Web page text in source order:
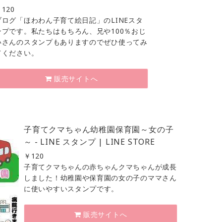
120
ログ「ほわわん子育て絵日記」のLINEスタ
プです。私たちはもちろん、兄や100％おじ
さんのスタンプもありますのでぜひ使ってみ
ださい。
販売サイトへ
子育てクマちゃん幼稚園保育園～女の子
～ - LINE スタンプ | LINE STORE
￥ 120
子育てクマちゃんの赤ちゃんクマちゃんが成長
しました！幼稚園や保育園の女の子のママさん
に使いやすいスタンプです。
販売サイトへ